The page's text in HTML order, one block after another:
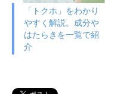
「トクホ」をわかり
やすく解説。成分や
はたらきを一覧で紹
介